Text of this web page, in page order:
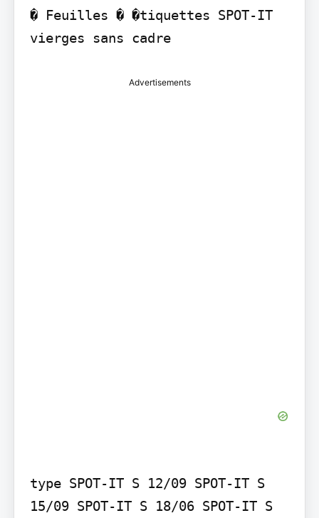
� Feuilles � �tiquettes SPOT-IT
vierges sans cadre
Advertisements
type SPOT-IT S 12/09 SPOT-IT S
15/09 SPOT-IT S 18/06 SPOT-IT S